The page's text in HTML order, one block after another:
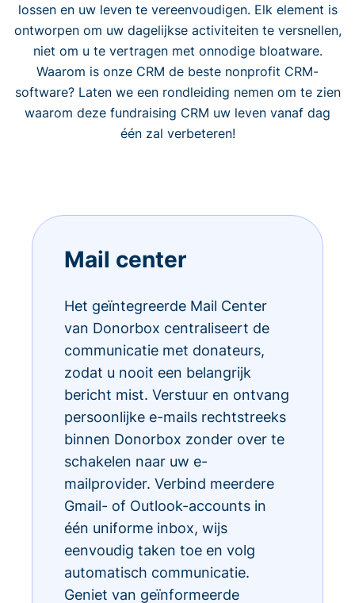
lossen en uw leven te vereenvoudigen. Elk element is
ontworpen om uw dagelijkse activiteiten te versnellen,
niet om u te vertragen met onnodige bloatware.
Waarom is onze CRM de beste nonprofit CRM-
software? Laten we een rondleiding nemen om te zien
waarom deze fundraising CRM uw leven vanaf dag
één zal verbeteren!
Mail center
Het geïntegreerde Mail Center
van Donorbox centraliseert de
communicatie met donateurs,
zodat u nooit een belangrijk
bericht mist. Verstuur en ontvang
persoonlijke e-mails rechtstreeks
binnen Donorbox zonder over te
schakelen naar uw e-
mailprovider. Verbind meerdere
Gmail- of Outlook-accounts in
één uniforme inbox, wijs
eenvoudig taken toe en volg
automatisch communicatie.
Geniet van geïnformeerde